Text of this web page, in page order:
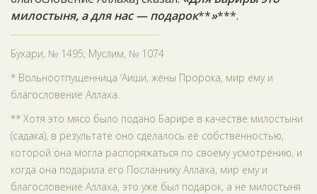
милостыня, а для нас — подарок**»***.
Бухари, № 1495; Муслим, № 1074
* Вольноотпущенница ‘Аиши, жены Пророка, мир ему и
благословение Аллаха.
** Хотя это мясо было подано Барире в качестве милостыни
(садака), в результате оно сделалось её собственностью,
которой она могла распоряжаться по своему усмотрению, и
когда она подарила его Посланнику Аллаха, мир ему и
благословение Аллаха, это уже был подарок, а не милостыня